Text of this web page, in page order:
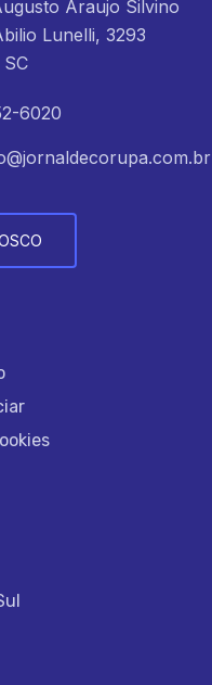
Araujo Silvino
Lunelli, 3293
6020